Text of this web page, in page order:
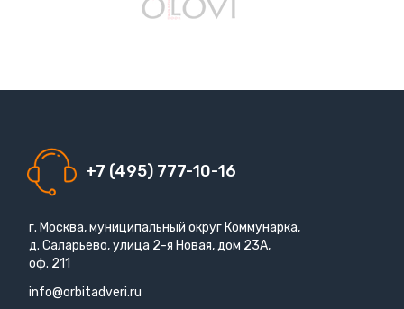
+7 (495) 777-10-16
г. Москва, муниципальный округ Коммунарка,
д. Саларьево, улица 2-я Новая, дом 23А,
оф. 211
info@orbitadveri.ru